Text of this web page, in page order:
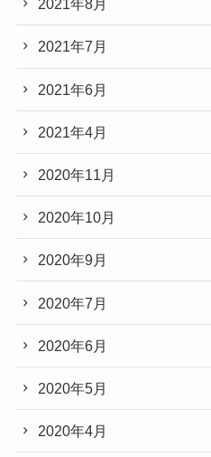
2021年8月
2021年7月
2021年6月
2021年4月
2020年11月
2020年10月
2020年9月
2020年7月
2020年6月
2020年5月
2020年4月